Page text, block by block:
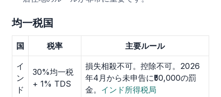
均一税国
国 税率 主要ルール
イ
ン
ド
30%均一税
+ 1% TDS
損失相殺不可。控除不可。2026
年4月から未申告に₹50,000の罰
金。 インド所得税局